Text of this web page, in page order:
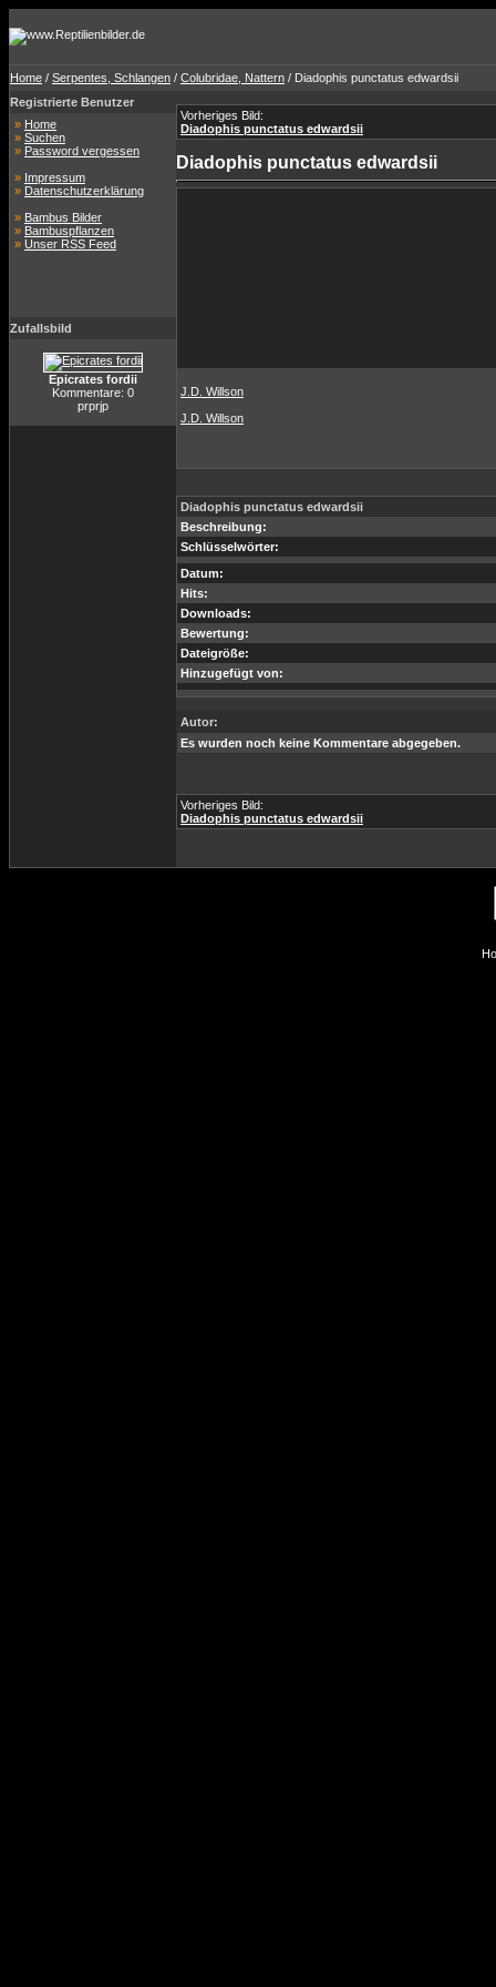
Home / Serpentes, Schlangen / Colubridae, Nattern / Diadophis punctatus edwardsii
Registrierte Benutzer
» Home
» Suchen
» Password vergessen
» Impressum
» Datenschutzerklärung
» Bambus Bilder
» Bambuspflanzen
» Unser RSS Feed
Zufallsbild
Epicrates fordii
Kommentare: 0
prprjp
Vorheriges Bild:
Diadophis punctatus edwardsii
Diadophis punctatus edwardsii
J.D. Willson
J.D. Willson
Diadophis punctatus edwardsii
Beschreibung:
Schlüsselwörter:
Datum:
Hits:
Downloads:
Bewertung:
Dateigröße:
Hinzugefügt von:
Autor:
Es wurden noch keine Kommentare abgegeben.
Vorheriges Bild:
Diadophis punctatus edwardsii